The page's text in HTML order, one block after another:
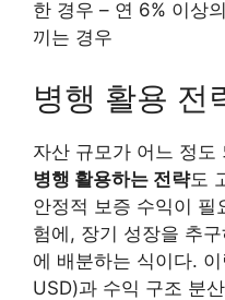
한 경우 – 연 6% 이상
끼는 경우
병행 활용 전
자산 규모가 어느 정도
병행 활용하는 전략도
안정적 보증 수익이 필
험에, 장기 성장을 추
에 배분하는 식이다.
USD)과 수익 구조 분